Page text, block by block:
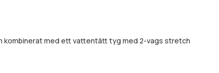
kombinerat med ett vattentätt tyg med 2-vags stretch